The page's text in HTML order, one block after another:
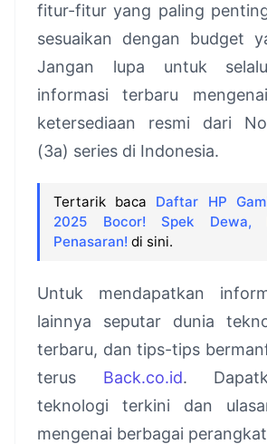
fitur-fitur yang paling
sesuaikan dengan budget
Jangan lupa untuk
informasi terbaru
ketersediaan resmi dari
(3a) series di Indonesia.
Tertarik baca Daftar HP
2025 Bocor! Spek Dewa,
Penasaran! di sini.
Untuk mendapatkan
lainnya seputar dunia
terbaru, dan tips-tips
terus Back.co.id.
teknologi terkini dan
mengenai berbagai